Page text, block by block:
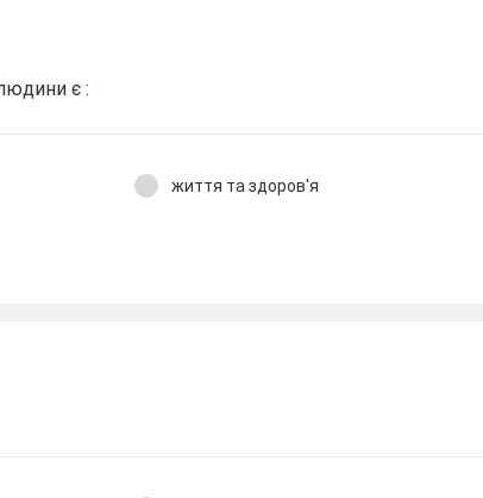
є :
життя та здоров'я